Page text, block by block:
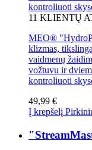
kontroliuoti
11 KLIENTŲ
MEO®
klizmas,
vaidmenų
vožtuvu ir
kontroliuoti
49,99 €
Į krepšelį